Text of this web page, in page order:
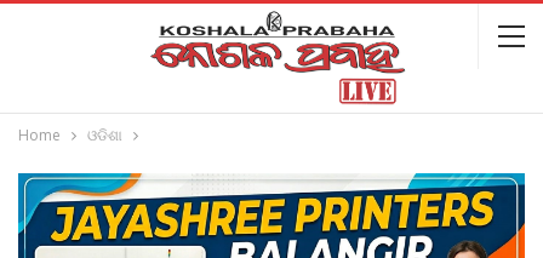
Home ଓଡିଶା